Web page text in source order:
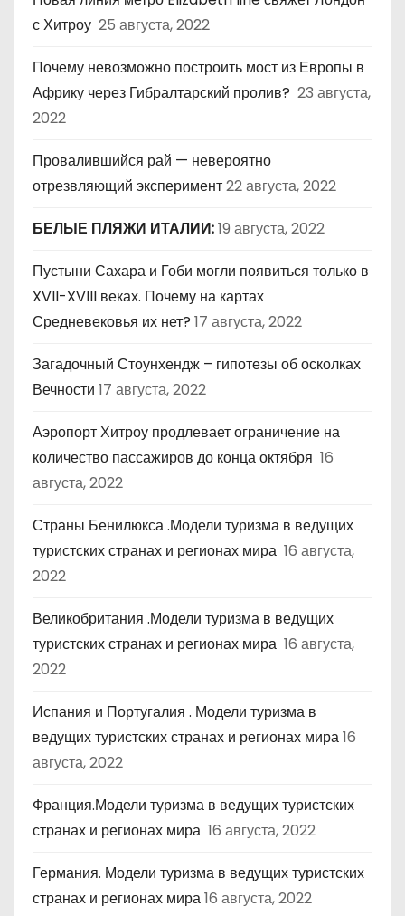
с Хитроу 25 августа, 2022
Почему невозможно построить мост из Европы в
Африку через Гибралтарский пролив? 23 августа,
2022
Провалившийся рай — невероятно
отрезвляющий эксперимент22 августа, 2022
БЕЛЫЕ ПЛЯЖИ ИТАЛИИ:19 августа, 2022
Пустыни Сахара и Гоби могли появиться только в
XVII-XVIII веках. Почему на картах
Средневековья их нет? 17 августа, 2022
Загадочный Стоунхендж – гипотезы об осколках
Вечности 17 августа, 2022
Аэропорт Хитроу продлевает ограничение на
количество пассажиров до конца октября 16
августа, 2022
Страны Бенилюкса .Модели туризма в ведущих
туристских странах и регионах мира 16 августа,
2022
Великобритания .Модели туризма в ведущих
туристских странах и регионах мира 16 августа,
2022
Испания и Португалия . Модели туризма в
ведущих туристских странах и регионах мира16
августа, 2022
Франция.Модели туризма в ведущих туристских
странах и регионах мира 16 августа, 2022
Германия. Модели туризма в ведущих туристских
странах и регионах мира16 августа, 2022